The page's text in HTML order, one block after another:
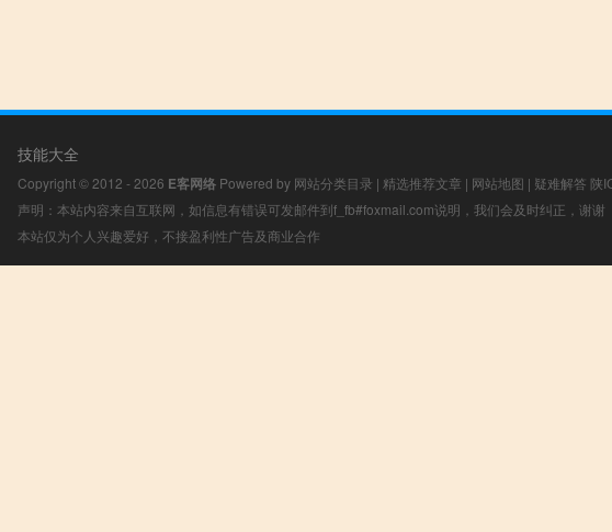
技能大全
Copyright © 2012 - 2026 E客网络 Powered by 网站分类目录 | 精选推荐文章 | 网站地图 | 疑难解答 陕
声明：本站内容来自互联网，如信息有错误可发邮件到f_fb#foxmail.com说明，我们会及时纠正，谢谢
本站仅为个人兴趣爱好，不接盈利性广告及商业合作